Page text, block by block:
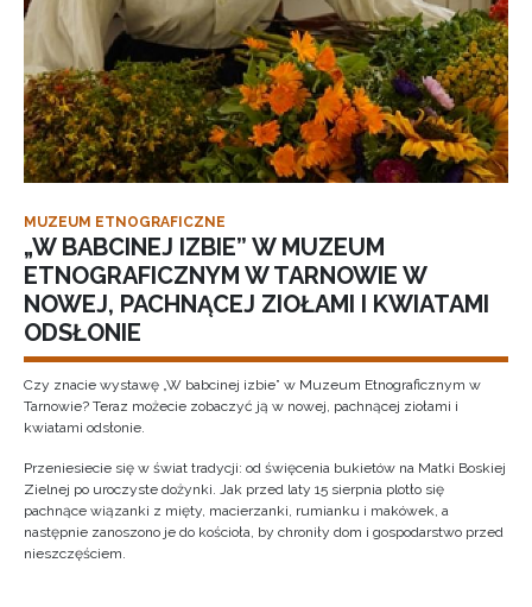
MUZEUM ETNOGRAFICZNE
„W BABCINEJ IZBIE” W MUZEUM
ETNOGRAFICZNYM W TARNOWIE W
NOWEJ, PACHNĄCEJ ZIOŁAMI I KWIATAMI
ODSŁONIE
Czy znacie wystawę „W babcinej izbie” w Muzeum Etnograficznym w
Tarnowie? Teraz możecie zobaczyć ją w nowej, pachnącej ziołami i
kwiatami odsłonie.
Przeniesiecie się w świat tradycji: od święcenia bukietów na Matki Boskiej
Zielnej po uroczyste dożynki. Jak przed laty 15 sierpnia plotło się
pachnące wiązanki z mięty, macierzanki, rumianku i makówek, a
następnie zanoszono je do kościoła, by chroniły dom i gospodarstwo przed
nieszczęściem.